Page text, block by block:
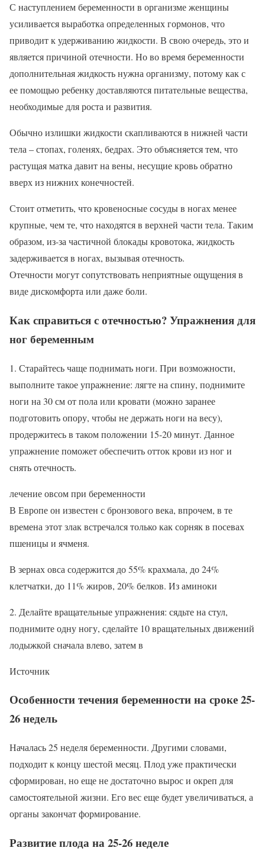
С наступлением беременности в организме женщины
усиливается выработка определенных гормонов, что
приводит к удерживанию жидкости. В свою очередь, это и
является причиной отечности. Но во время беременности
дополнительная жидкость нужна организму, потому как с
ее помощью ребенку доставляются питательные вещества,
необходимые для роста и развития.
Обычно излишки жидкости скапливаются в нижней части
тела – стопах, голенях, бедрах. Это объясняется тем, что
растущая матка давит на вены, несущие кровь обратно
вверх из нижних конечностей.
Стоит отметить, что кровеносные сосуды в ногах менее
крупные, чем те, что находятся в верхней части тела. Таким
образом, из-за частичной блокады кровотока, жидкость
задерживается в ногах, вызывая отечность.
Отечности могут сопутствовать неприятные ощущения в
виде дискомфорта или даже боли.
Как справиться с отечностью? Упражнения для
ног беременным
1. Старайтесь чаще поднимать ноги. При возможности,
выполните такое упражнение: лягте на спину, поднимите
ноги на 30 см от пола или кровати (можно заранее
подготовить опору, чтобы не держать ноги на весу),
продержитесь в таком положении 15-20 минут. Данное
упражнение поможет обеспечить отток крови из ног и
снять отечность.
лечение овсом при беременности
В Европе он известен с бронзового века, впрочем, в те
времена этот злак встречался только как сорняк в посевах
пшеницы и ячменя.
В зернах овса содержится до 55% крахмала, до 24%
клетчатки, до 11% жиров, 20% белков. Из аминоки
2. Делайте вращательные упражнения: сядьте на стул,
поднимите одну ногу, сделайте 10 вращательных движений
лодыжкой сначала влево, затем в
Источник
Особенности течения беременности на сроке 25-
26 недель
Началась 25 неделя беременности. Другими словами,
подходит к концу шестой месяц. Плод уже практически
сформирован, но еще не достаточно вырос и окреп для
самостоятельной жизни. Его вес еще будет увеличиваться, а
органы закончат формирование.
Развитие плода на 25-26 неделе